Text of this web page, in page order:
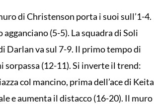
di Christenson porta i suoi sull’1-4.
agganciano (5-5). La squadra di Soli
Darlan va sul 7-9. Il primo tempo di
(12-11). Si inverte il trend:
col mancino, prima dell’ace di Keita
e aumenta il distacco (16-20). Il muro